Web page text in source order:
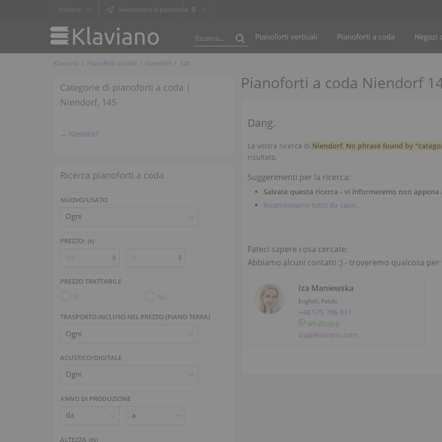
Italiano Selezionare la posizione $
Pianoforti verticali Pianoforti a coda Negozi
Klaviano Pianoforti a coda Niendorf 145
Categorie di pianoforti a coda |
Niendorf, 145
← Niendorf
Ricerca pianoforti a coda
NUOVO/USATO
PREZZO: ($)
$ $
PREZZO TRATTABILE
Sì No
TRASPORTO INCLUSO NEL PREZZO (PIANO TERRA)
ACUSTICO/DIGITALE
ANNO DI PRODUZIONE
ALTEZZA (IN)
Pianoforti a coda Niendorf
Dang.
La vostra ricerca di Niendorf, No phrase found by
risultato.
Suggerimenti per la ricerca:
Salvate questa ricerca - vi informeremo non
Ricominciamo tutto da capo...
Fateci sapere cosa cercate:
Abbiamo alcuni contatti ;) - troveremo qualcosa per
Iza Maniewska
English, Polski
+48 575 786 831
whatsapp
iza@klaviano.com